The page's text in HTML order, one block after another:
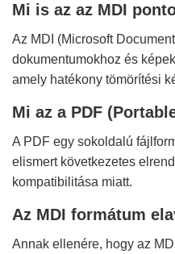
Mi is az az MDI
Az MDI (Microsoft
dokumentumokhoz és
amely hatékony tömörítési
Mi az a PDF
A PDF egy sokoldalú
elismert következetes
kompatibilitása miatt.
Az MDI formátum
Annak ellenére, hogy az